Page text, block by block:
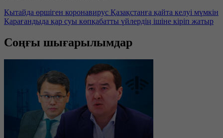
Қытайда өршіген коронавирус Қазақстанға қайта келуі мүмкін
Қарағандыда қар суы көпқабатты үйлердің ішіне кіріп жатыр
Соңғы шығарылымдар